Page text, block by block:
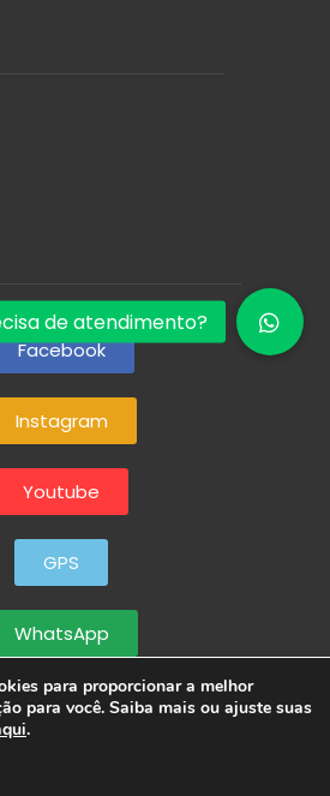
Facebook
Instagram
Youtube
GPS
WhatsApp
para proporcionar a melhor
para você. Saiba mais ou ajuste suas
.